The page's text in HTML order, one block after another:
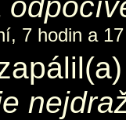
7 hodin a